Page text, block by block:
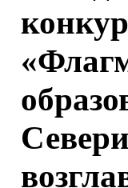
Северинец
школу»